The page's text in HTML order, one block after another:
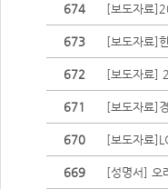
674 [보도자료
673 [보도자료]
672 [보도자료]
671 [보도자료]
670 [보도자료
669 [성명서] 오